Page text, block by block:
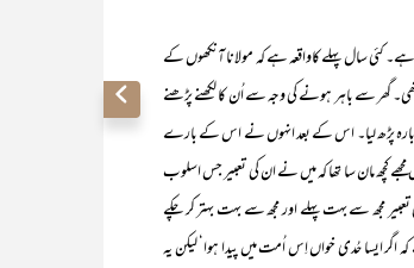
سال پہلے کاواقعہ ہے کہ مولانا آنکھوں کے
گھر سے باہر ہونے کی وجہ سے اُن کا لکھنے پڑھنے
دوبارہ پڑھ لیا۔ اس کے بعد انہوں نے اس کے بارے
کچھ مان سا تھا کہ میں نے ان کی تعبیر جس اسلوب
مجھ سے بہت پہلے اور مجھ سے بہت بہتر کر چکے
اگر ایسا حُدی خواں اِس اُمت میں پیدا ہوا‘ لیکن یہ